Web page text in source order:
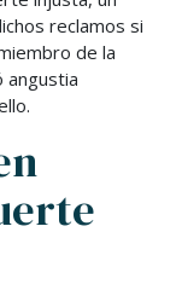
reclamos si
de la
angustia